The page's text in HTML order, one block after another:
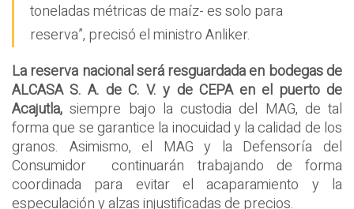
toneladas métricas de maíz- es solo para
reserva”, precisó el ministro Anliker.
La reserva nacional será resguardada en bodegas de
ALCASA S. A. de C. V. y de CEPA en el puerto de
Acajutla, siempre bajo la custodia del MAG, de tal
forma que se garantice la inocuidad y la calidad de los
granos. Asimismo, el MAG y la Defensoría del
Consumidor continuarán trabajando de forma
coordinada para evitar el acaparamiento y la
especulación y alzas injustificadas de precios.